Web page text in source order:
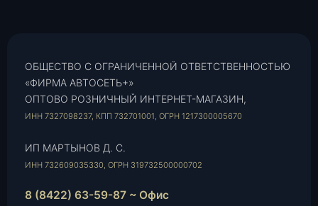
ОБЩЕСТВО С ОГРАНИЧЕННОЙ ОТВЕТСТВЕННОСТЬЮ
«ФИРМА АВТОСЕТЬ+»
ОПТОВО РОЗНИЧНЫЙ ИНТЕРНЕТ-МАГАЗИН,
ИНН 7327098237, КПП 732701001, ОГРН 1217300005670
ИП МАРТЫНОВ Д. С.
ИНН 732609035330, ОГРН 319732500000702
8 (8422) 63-59-87 ~ Офис